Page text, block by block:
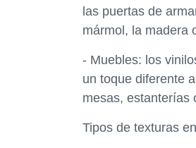
las puertas de
mármol, la madera
- Muebles: los
un toque diferente
mesas, estanterías
Tipos de texturas